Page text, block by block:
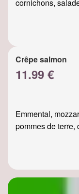
cornichons,
Crêpe salmon
11.99 €
Emmental,
pommes de terre,